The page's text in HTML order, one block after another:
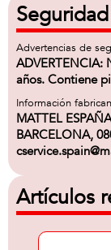
Advertencias de
ADVERTENCIA:
años. Contiene
Información
MATTEL
BARCELONA,
Artículos